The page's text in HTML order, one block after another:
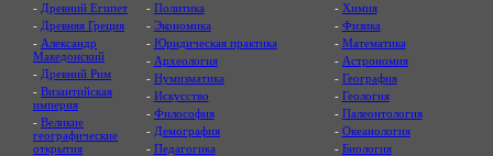
- Древний Египет
- Древняя Греция
- Александр
Македонский
- Древний Рим
- Византийская
империя
- Великие
географические
открытия
- Политика
- Экономика
- Юридическая практика
- Археология
- Нумизматика
- Искусство
- Философия
- Демография
- Педагогика
- Химия
- Физика
- Математика
- Астрономия
- География
- Геология
- Палеонтология
- Океанология
- Биология